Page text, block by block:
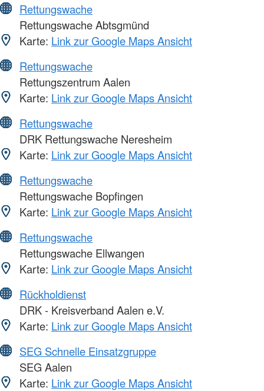
Rettungswache
Rettungswache Abtsgmünd
Karte: Link zur Google Maps Ansicht
Rettungswache
Rettungszentrum Aalen
Karte: Link zur Google Maps Ansicht
Rettungswache
DRK Rettungswache Neresheim
Karte: Link zur Google Maps Ansicht
Rettungswache
Rettungswache Bopfingen
Karte: Link zur Google Maps Ansicht
Rettungswache
Rettungswache Ellwangen
Karte: Link zur Google Maps Ansicht
Rückholdienst
DRK - Kreisverband Aalen e.V.
Karte: Link zur Google Maps Ansicht
SEG Schnelle Einsatzgruppe
SEG Aalen
Karte: Link zur Google Maps Ansicht